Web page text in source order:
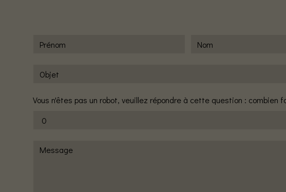
Vous n'êtes pas un robot, veuillez répondre à cette question : combien